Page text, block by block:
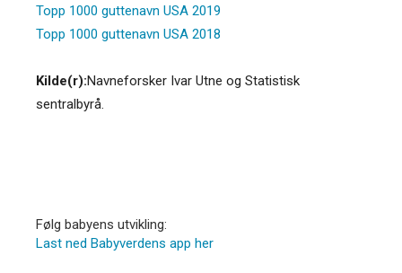
Topp 1000 guttenavn USA 2019
Topp 1000 guttenavn USA 2018
Kilde(r):Navneforsker Ivar Utne og Statistisk
sentralbyrå.
Følg babyens utvikling:
Last ned Babyverdens app her